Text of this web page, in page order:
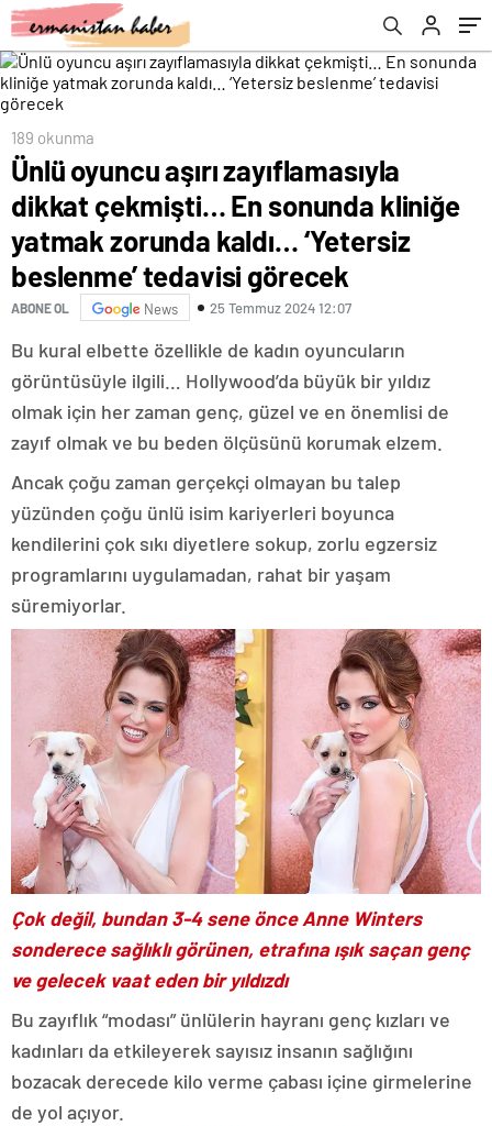
zorunda kaldı… ‘Yetersiz beslenme’ tedavisi
görecek
189 okunma
Ünlü oyuncu aşırı zayıflamasıyla
dikkat çekmişti… En sonunda kliniğe
yatmak zorunda kaldı… ‘Yetersiz
beslenme’ tedavisi görecek
ABONE OL News 25 Temmuz 2024 12:07
Bu kural elbette özellikle de kadın oyuncuların
görüntüsüyle ilgili… Hollywood’da büyük bir yıldız
olmak için her zaman genç, güzel ve en önemlisi de
zayıf olmak ve bu beden ölçüsünü korumak elzem.
Ancak çoğu zaman gerçekçi olmayan bu talep
yüzünden çoğu ünlü isim kariyerleri boyunca
kendilerini çok sıkı diyetlere sokup, zorlu egzersiz
programlarını uygulamadan, rahat bir yaşam
süremiyorlar.
Çok değil, bundan 3-4 sene önce Anne Winters
sonderece sağlıklı görünen, etrafına ışık saçan genç
ve gelecek vaat eden bir yıldızdı
Bu zayıflık “modası” ünlülerin hayranı genç kızları ve
kadınları da etkileyerek sayısız insanın sağlığını
bozacak derecede kilo verme çabası içine girmelerine
de yol açıyor.